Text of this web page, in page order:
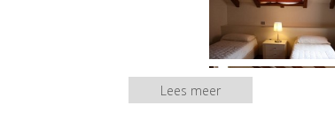
Lees meer